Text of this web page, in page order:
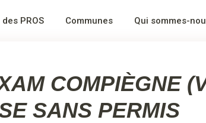
PROS Communes Qui sommes-
COMPIÈGNE
SANS PERMIS